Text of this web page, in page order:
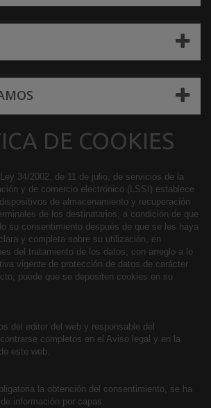
DE COOKIES
34/2002, de 11 de julio, de servicios de la
y de comercio electrónico (LSSI) establece
de almacenamiento y recuperación
de los destinatarios, a condición de que
su consentimiento después de que se les haya
y completa sobre su utilización, en
del tratamiento de los datos, con arreglo a lo
vigente de protección de datos de carácter
puede que se depositen cookies en su
del editor del web y responsable del
completos en el Aviso legal y en la
este web.
la obtención del consentimiento, se ha
información por capas.